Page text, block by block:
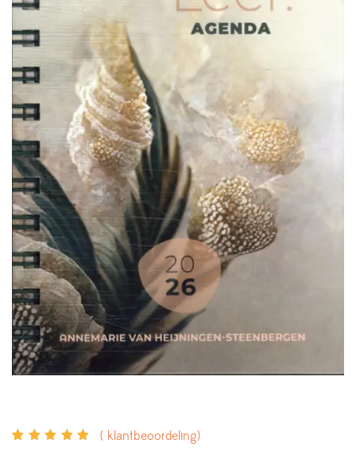
( klantbeoordeling)